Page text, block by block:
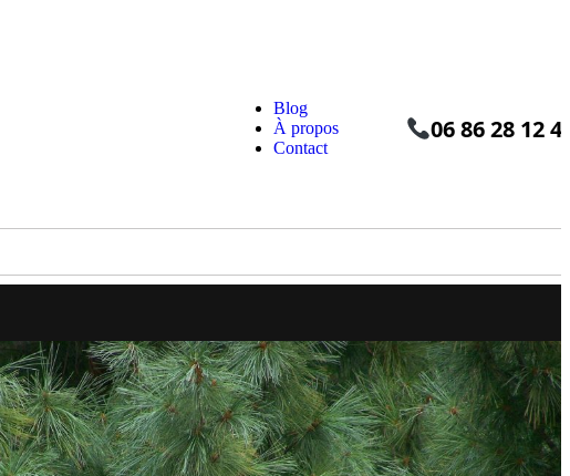
Blog
À propos
Contact
06 86 28 12